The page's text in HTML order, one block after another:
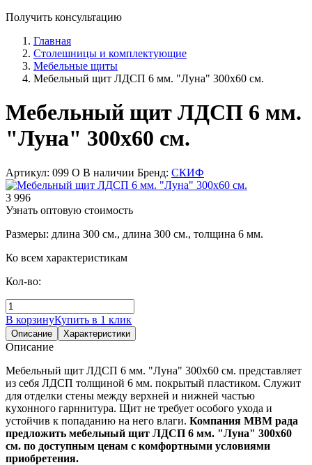
Получить консультацию
Главная
Столешницы и комплектующие
Мебельные щиты
Мебельный щит ЛДСП 6 мм. "Луна" 300х60 см.
Мебельный щит ЛДСП 6 мм.
"Луна" 300х60 см.
Артикул: 099 О В наличии Бренд: СКИФ
3 996
Узнать оптовую стоимость
Размеры: длина 300 см., длина 300 см., толщина 6 мм.
Ко всем характеристикам
Кол-во:
В корзинуКупить в 1 клик
Описание Характеристики
Описание
Мебельный щит ЛДСП 6 мм. "Луна" 300х60 см. представляет
из себя ЛДСП толщиной 6 мм. покрытый пластиком. Служит
для отделки стены между верхней и нижней частью
кухонного гарннитура. Щит не требует особого ухода и
устойчив к попаданию на него влаги. Компания МВМ рада
предложить мебельный щит ЛДСП 6 мм. "Луна" 300х60
см. по доступным ценам с комфортными условиями
приобретения.